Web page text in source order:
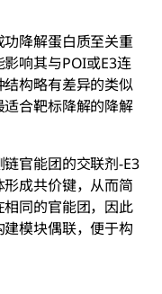
降解蛋白质至关重
响其与POI或E3连
构略有差异的类似
合靶标降解的降解
官能团的交联剂-E3
成共价键，从而简
同的官能团，因此
模块偶联，便于构